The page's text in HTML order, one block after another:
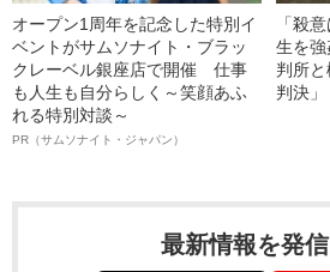
オープン1周年を記念した特別イ
ベントがサムソナイト・ブラッ
クレーベル銀座店で開催 仕事
も人生も自分らしく～笑顔あふ
れる特別対談～
PR（サムソナイト・ジャパン）
「殺
生を
判所
判決」
最新情報を発信